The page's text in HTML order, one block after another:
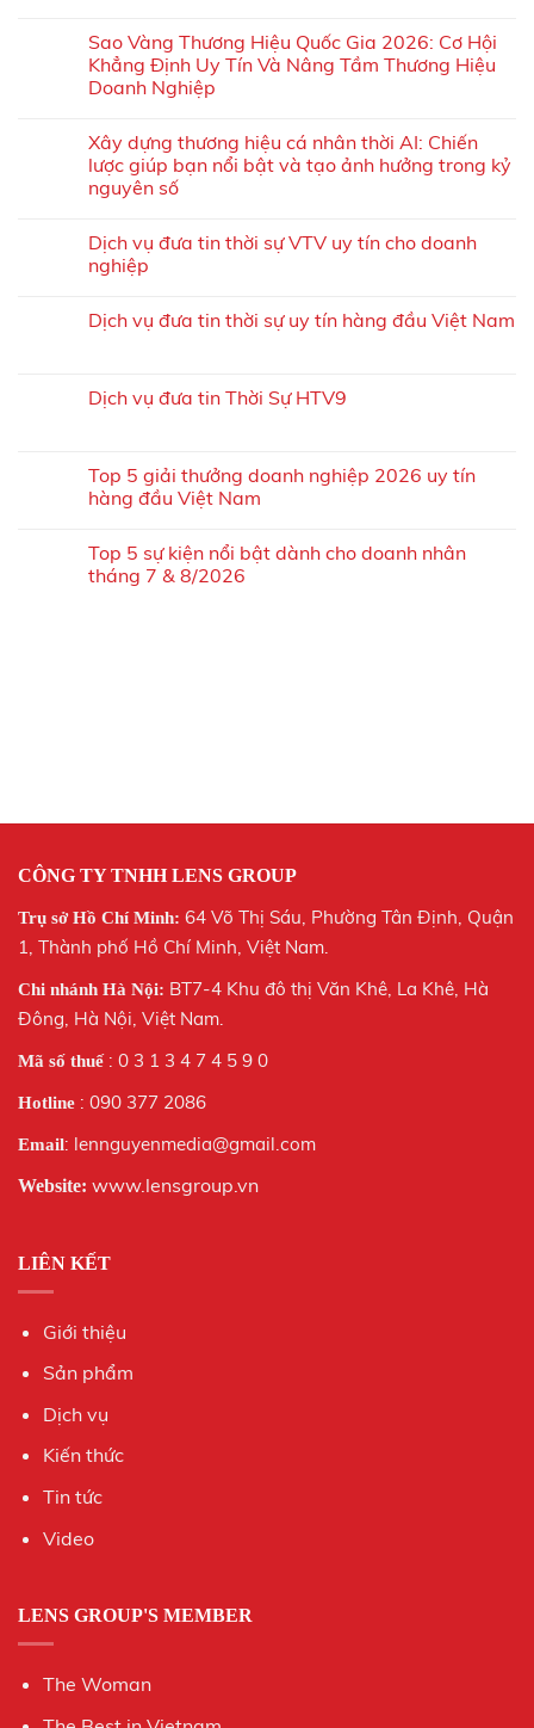
Sao Vàng Thương Hiệu Quốc Gia 2026: Cơ Hội
Khẳng Định Uy Tín Và Nâng Tầm Thương Hiệu
Doanh Nghiệp
Xây dựng thương hiệu cá nhân thời AI: Chiến
lược giúp bạn nổi bật và tạo ảnh hưởng trong kỷ
nguyên số
Dịch vụ đưa tin thời sự VTV uy tín cho doanh
nghiệp
Dịch vụ đưa tin thời sự uy tín hàng đầu Việt Nam
Dịch vụ đưa tin Thời Sự HTV9
Top 5 giải thưởng doanh nghiệp 2026 uy tín
hàng đầu Việt Nam
Top 5 sự kiện nổi bật dành cho doanh nhân
tháng 7 & 8/2026
CÔNG TY TNHH LENS GROUP
Trụ sở Hồ Chí Minh: 64 Võ Thị Sáu, Phường Tân Định, Quận
1, Thành phố Hồ Chí Minh, Việt Nam.
Chi nhánh Hà Nội: BT7-4 Khu đô thị Văn Khê, La Khê, Hà
Đông, Hà Nội, Việt Nam.
Mã số thuế: 0 3 1 3 4 7 4 5 9 0
Hotline : 090 377 2086
Email: lennguyenmedia@gmail.com
Website: www.lensgroup.vn
LIÊN KẾT
Giới thiệu
Sản phẩm
Dịch vụ
Kiến thức
Tin tức
Video
LENS GROUP'S MEMBER
The Woman